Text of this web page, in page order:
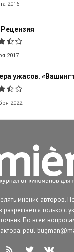
2016
Рецензия
2017
ужасов.
2022
мнение авторов.
только с
По всем